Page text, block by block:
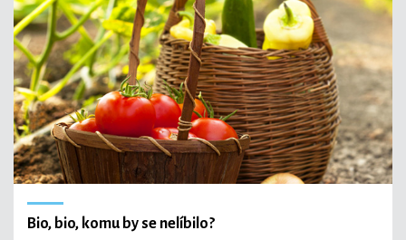
Bio, bio, komu by se nelíbilo?